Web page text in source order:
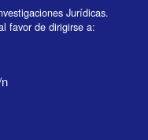
Jurídicas.
favor de dirigirse a: